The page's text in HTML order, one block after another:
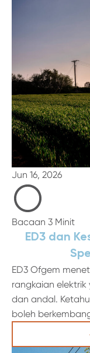
Jun 16, 2026
Bacaan 3 Minit
ED3 dan
ED3 Ofgem
rangkaian
dan andal.
boleh